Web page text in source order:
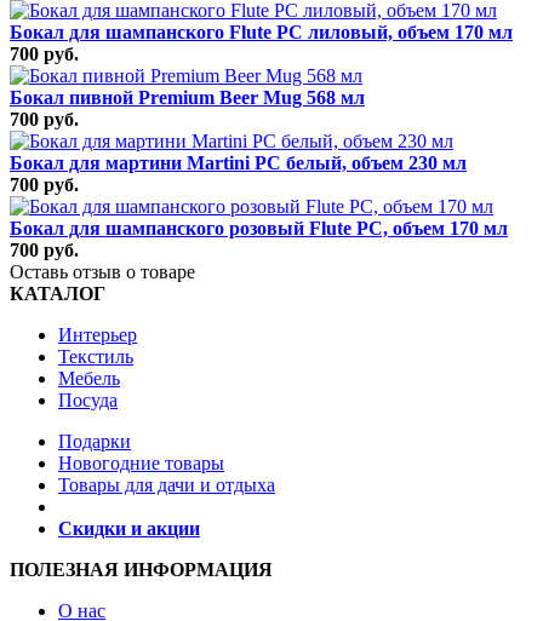
Бокал для шампанского Flute РС лиловый, объем 170 мл
700 руб.
Бокал пивной Premium Beer Mug 568 мл
700 руб.
Бокал для мартини Martini PC белый, объем 230 мл
700 руб.
Бокал для шампанского розовый Flute РС, объем 170 мл
700 руб.
Оставь отзыв о товаре
КАТАЛОГ
Интерьер
Текстиль
Мебель
Посуда
Подарки
Новогодние товары
Товары для дачи и отдыха
Скидки и акции
ПОЛЕЗНАЯ ИНФОРМАЦИЯ
О нас